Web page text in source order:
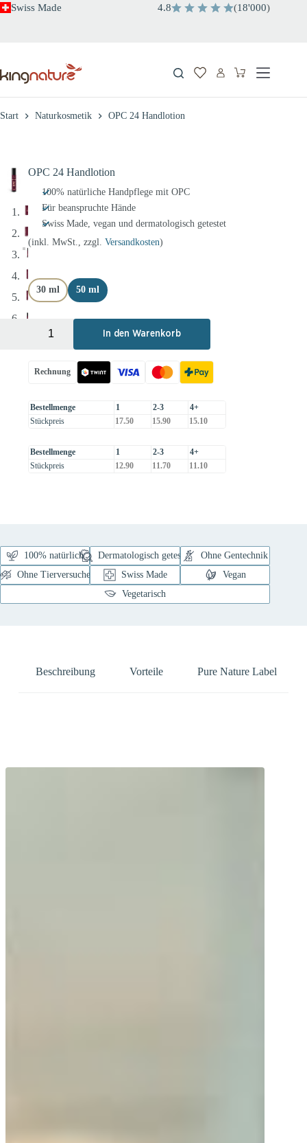
ZumSwiss Made 4.8 (18'000)
Warenkorb
Start Naturkosmetik OPC 24 Handlotion
OPC 24 Handlotion
100% natürliche Handpflege mit OPC
Für beanspruchte Hände
Swiss Made, vegan und dermatologisch getestet
(inkl. MwSt., zzgl. Versandkosten)
30 ml 50 ml
In den Warenkorb
Rechnung
Bestellmenge 1 2-3
4+
Stückpreis
17.50 15.90 15.10
Bestellmenge 1 2-3
4+
Stückpreis
12.90 11.70 11.10
100% natürlich Dermatologisch getestet
Ohne Gentechnik
Ohne Tierversuche
Swiss Made
Vegan
Vegetarisch
Beschreibung Vorteile Pure Nature Label